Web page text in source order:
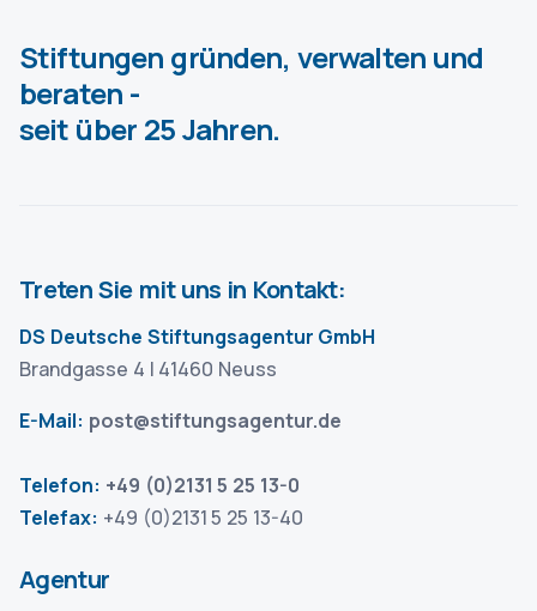
Stiftungen gründen, verwalten und
beraten -
seit über 25 Jahren.
Treten Sie mit uns in Kontakt:
DS Deutsche Stiftungsagentur GmbH
Brandgasse 4 | 41460 Neuss
E-Mail: post@stiftungsagentur.de
Telefon: +49 (0)2131 5 25 13-0
Telefax: +49 (0)2131 5 25 13-40
Agentur